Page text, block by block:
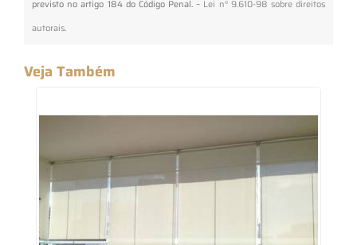
previsto no artigo 184 do Código Penal. – Lei n° 9.610-98 sobre direitos
autorais.
Veja Também